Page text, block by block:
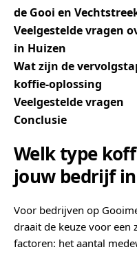
de Gooi en
Veelgestelde vragen
in Huizen
Wat zijn de
koffie-oplossing
Veelgestelde vragen
Conclusie
Welk type
jouw bedrijf
Voor bedrijven op
draait de keuze voor
factoren: het aantal